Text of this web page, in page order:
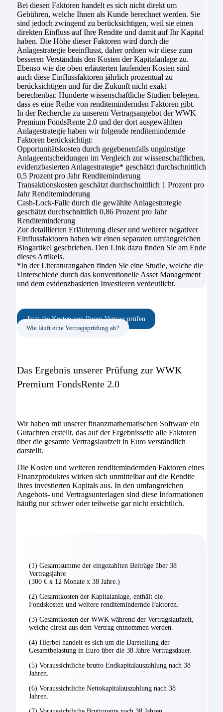
Bei diesen Faktoren handelt es sich nicht direkt um
Gebühren, welche Ihnen als Kunde berechnet werden. Sie
sind jedoch zwingend zu berücksichtigen, weil sie einen
direkten Einfluss auf Ihre Rendite und damit auf Ihr Kapital
haben. Die Höhe dieser Faktoren wird durch die
Anlagestrategie beeinflusst, daher ordnen wir diese zum
besseren Verständnis den Kosten der Kapitalanlage zu.
Ebenso wie die oben erläuterten laufenden Kosten sind
auch diese Einflussfaktoren jährlich prozentual zu
berücksichtigen und für die Zukunft nicht exakt
berechenbar. Hunderte wissenschaftliche Studien belegen,
dass es eine Reihe von renditemindernden Faktoren gibt.
In der Recherche zu unserem Vertragsangebot der WWK
Premium FondsRente 2.0 und der dort ausgewählten
Anlagestrategie haben wir folgende renditemindernde
Faktoren berücksichtigt:
Opportunitätskosten durch gegebenenfalls ungünstige
Anlageentscheidungen im Vergleich zur wissenschaftlichen,
evidenzbasierten Anlagestrategie* geschätzt durchschnittlich
0,5 Prozent pro Jahr Renditeminderung
Transaktionskosten geschätzt durchschnittlich 1 Prozent pro
Jahr Renditeminderung
Cash-Lock-Falle durch die gewählte Anlagestrategie
geschätzt durchschnittlich 0,86 Prozent pro Jahr
Renditeminderung
Zur detaillierten Erläuterung dieser und weiterer negativer
Einflussfaktoren haben wir einen separaten umfangreichen
Blogartikel geschrieben. Den Link dazu finden Sie am Ende
dieses Artikels.
*In der Literaturangaben finden Sie eine Studie, welche die
Unterschiede durch das konventionelle Asset Management
und dem evidenzbasierten Investieren verdeutlicht.
Jetzt die Kosten von Ihrem Vertrag prüfen
Wie läuft eine Vertragsprüfung ab?
Das Ergebnis unserer Prüfung zur WWK
Premium FondsRente 2.0
Wir haben mit unserer finanzmathematischen Software ein
Gutachten erstellt, das auf der Ergebnisseite alle Faktoren
über die gesamte Vertragslaufzeit in Euro verständlich
darstellt.
Die Kosten und weiteren renditemindernden Faktoren eines
Finanzproduktes wirken sich unmittelbar auf die Rendite
Ihres investierten Kapitals aus. In den umfangreichen
Angebots- und Vertragsunterlagen sind diese Informationen
häufig nur schwer oder teilweise gar nicht ersichtlich.
(1) Gesamtsumme der eingezahlten Beiträge über 38
Vertragsjahre
(300 € x 12 Monate x 38 Jahre.)
(2) Gesamtkosten der Kapitalanlage, enthält die
Fondskosten und weitere renditemindernde Faktoren.
(3) Gesamtkosten der WWK während der Vertragslaufzeit,
welche direkt aus dem Vertrag entnommen werden.
(4) Hierbei handelt es sich um die Darstellung der
Gesamtbelastung in Euro über die 38 Jahre Vertragsdauer.
(5) Voraussichtliche brutto Endkapitalauszahlung nach 38
Jahren.
(6) Voraussichtliche Nettokapitalauszahlung nach 38
Jahren.